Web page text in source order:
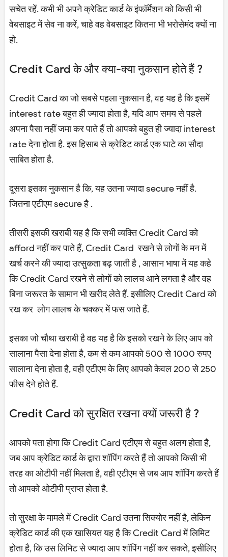
सचेत रहें. कभी भी अपने क्रेडिट कार्ड के इंफॉर्मेशन को किसी भी
वेबसाइट में सेव ना करें, चाहे वह वेबसाइट कितना भी भरोसेमंद क्यों ना
हो.
Credit Card के और क्या-क्या नुकसान होते हैं ?
Credit Card का जो सबसे पहला नुकसान है, वह यह है कि इसमें
interest rate बहुत ही ज्यादा होता है, यदि आप समय से पहले
अपना पैसा नहीं जमा कर पाते हैं तो आपको बहुत ही ज्यादा interest
rate देना होता है. इस हिसाब से क्रेडिट कार्ड एक घाटे का सौदा
साबित होता है.
दूसरा इसका नुकसान है कि, यह उतना ज्यादा secure नहीं है.
जितना एटीएम secure है .
तीसरी इसकी खराबी यह है कि सभी व्यक्ति Credit Card को
afford नहीं कर पाते हैं, Credit Card रखने से लोगों के मन में
खर्च करने की ज्यादा उत्सुकता बढ़ जाती है , आसान भाषा में यह कहे
कि Credit Card रखने से लोगों को लालच आने लगता है और वह
बिना जरूरत के सामान भी खरीद लेते हैं. इसीलिए Credit Card को
रख कर लोग लालच के चक्कर में फस जाते हैं.
इसका जो चौथा खराबी है वह यह है कि इसको रखने के लिए आप को
सालाना पैसा देना होता है, कम से कम आपको 500 से 1000 रुपए
सालाना देना होता है, वही एटीएम के लिए आपको केवल 200 से 250
फीस देने होते हैं.
Credit Card को सुरक्षित रखना क्यों जरूरी है ?
आपको पता होगा कि Credit Card एटीएम से बहुत अलग होता है,
जब आप क्रेडिट कार्ड के द्वारा शॉपिंग करते हैं तो आपको किसी भी
तरह का ओटीपी नहीं मिलता है, वही एटीएम से जब आप शॉपिंग करते हैं
तो आपको ओटीपी प्राप्त होता है.
तो सुरक्षा के मामले में Credit Card उतना सिक्योर नहीं है, लेकिन
क्रेडिट कार्ड की एक खासियत यह है कि Credit Card में लिमिट
होता है, कि उस लिमिट से ज्यादा आप शॉपिंग नहीं कर सकते, इसीलिए